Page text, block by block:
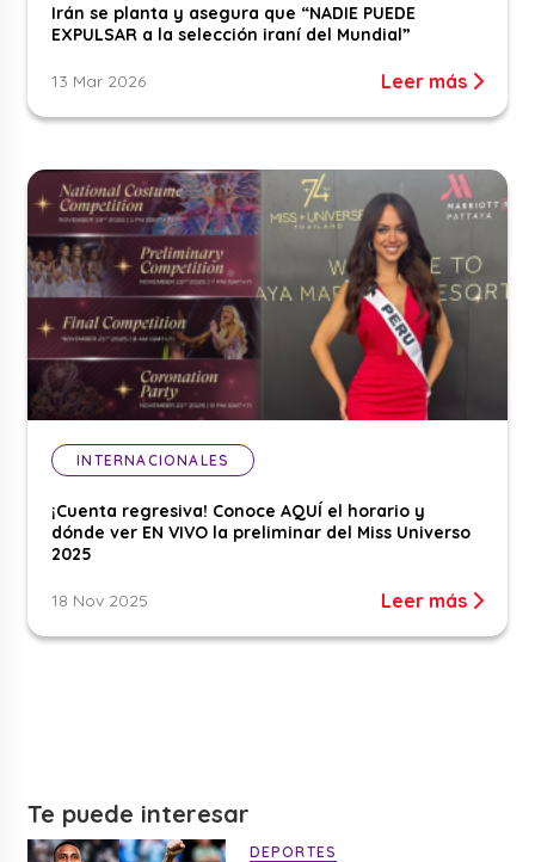
Irán se planta y asegura que “NADIE PUEDE
EXPULSAR a la selección iraní del Mundial”
13 Mar 2026 Leer más
INTERNACIONALES
¡Cuenta regresiva! Conoce AQUÍ el horario y
dónde ver EN VIVO la preliminar del Miss Universo
2025
18 Nov 2025 Leer más
Te puede interesar
DEPORTES